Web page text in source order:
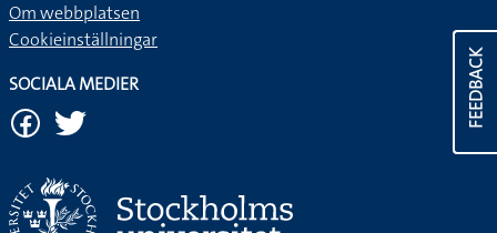
FEEDBACK
Om webbplatsen
Cookieinställningar
SOCIALA MEDIER